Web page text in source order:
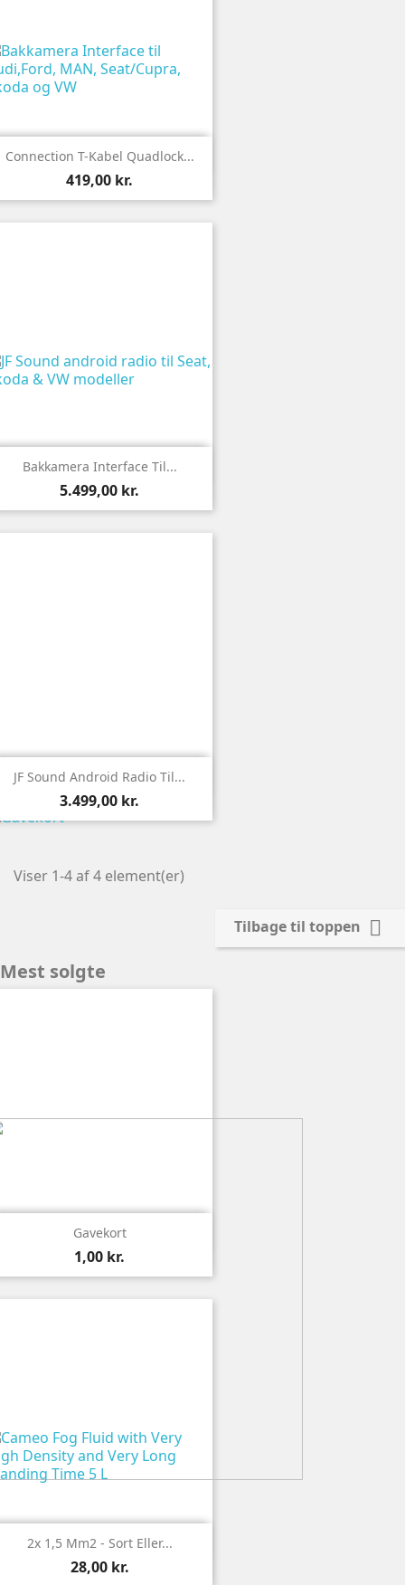
 Vis
Connection T-Kabel Quadlock...
419,00 kr.
 Vis
Bakkamera Interface Til...
5.499,00 kr.
 Vis
JF Sound Android Radio Til...
3.499,00 kr.
Viser 1-4 af 4 element(er)
Tilbage til toppen 
Mest solgte
 Vis
Gavekort
1,00 kr.
 Vis
2x 1,5 Mm2 - Sort Eller...
28,00 kr.